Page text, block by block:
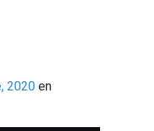
2020 en